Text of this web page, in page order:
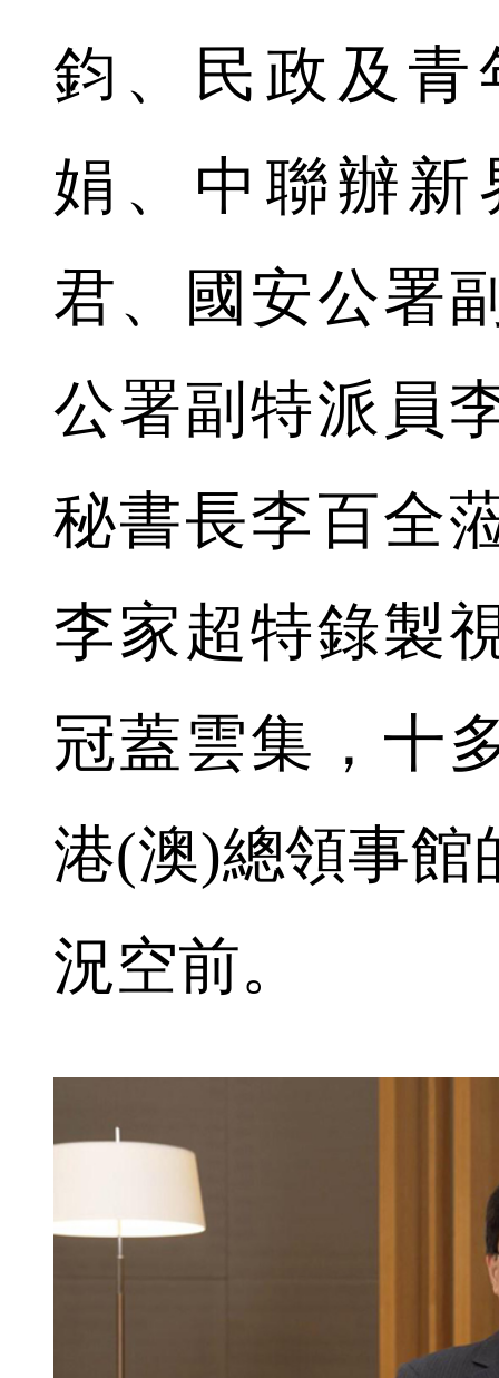
鈞、民政及青
娟、中聯辦
君、國安公署
公署副特派員
秘書長李百全
李家超特錄製
冠蓋雲集，十
港(澳)總領事館
況空前。